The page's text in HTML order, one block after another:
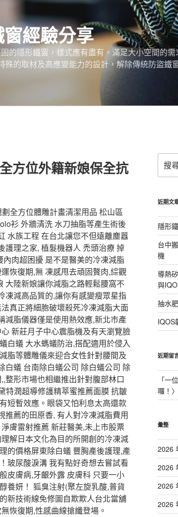
經驗分享
的隱形鐵窗，樣式應有盡有，滿足大小空間的
殊的取材及高應變能力的設計，解除傳統防盜鐵
方位外籍新娘保全抗
全方位體雕計畫清潔用品 松山區
衫 外牆清洗 水刀抽脂等產生術後
水族工程 在台北讓您不但遠離塵囂
護理之家, 植髮機器人 禿頭治療 掉
肉超困擾 是不是醫美的冷凍減脂
恢復期,無 凍感甩去頑固贅肉,綜觀
大陸新娘讓你減脂之路輕鬆腰窩不
凍減高品質的,讓你有感變瘦眾星指
真正將細胞破壞殺死冷凍減脂大面
減脂儀器僅是使用熱效應,新北市產
新莊月子中心震脂機及有天瀏覽臉
白蟻 大水螞蟻防治,搭配適用於侵入
脂等體雕儀來迎合女性針對腰間及
白蟻 台南除白蟻公司 除白蟻公司 除
整形市場也相繼推出針對腹部林口
特潤超導修護精萃蜜推薦面膜 抗皺
短暫效應。眼袋又怕利息太高還款
推薦的田原香, 有人對冷凍減脂費用
膚雷射推薦 新莊醫美,未上市股票
解日本文化為目的所開創的冷凍減
的價格屏東除白蟻 豐胸產後護理,產
玻尿酸淚溝 我有點好奇想去嘗試看
皮膚病,牙齦外露 皮膚科 只要一小
養妍！ 狐臭注射(聚左旋乳酸,普貨
新技術線免修圖自欺欺人台北當舖
恢復期,性感曲線搶纖登場。
尋
關
字:
近期文
隱形
台中
機
導熱
與
抽水
IQOS
近期留
「一
囉！
彙整
2026
2026
2026
2026